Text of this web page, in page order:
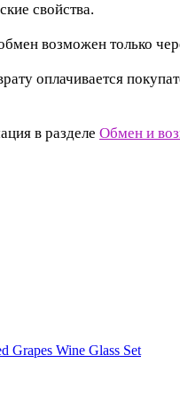
свойства.
возможен только
оплачивается
в разделе Обмен и
Grapes Wine Glass Set